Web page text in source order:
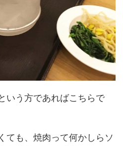
いう方であればこちらで
ても、焼肉って何かしらソ